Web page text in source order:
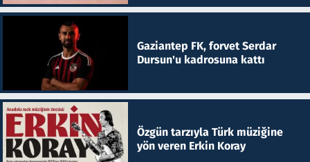
Gaziantep FK, forvet Serdar
Dursun'u kadrosuna kattı
Özgün tarzıyla Türk müziğine
yön veren Erkin Koray